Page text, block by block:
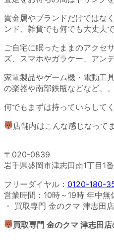
貴金属やブランドだけではな
ンド、雑貨でも何でも大丈夫で
ご自宅に眠ったままのアクセ
ズ、スマホやガラケー、アン
家電製品やゲーム機・電動工
の楽器や南部鉄瓶などなど、、
何でもまずは持っていらして
店舗内はこんな感じなっ
〒020-0839
岩手県盛岡市津志田南1丁目1
フリーダイヤル： 0120-180-
営業時間：10時～19時 年中無
・ 買取専門 金のクマ 津志田店
買取専門 金のクマ 津志田